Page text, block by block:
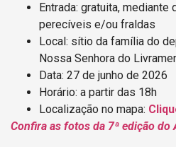
Entrada: gratuita,
perecíveis e/ou fraldas
Local: sítio da família do
Nossa Senhora do
Data: 27 de junho de 2026
Horário: a partir das 18h
Localização no mapa:
Confira as fotos da 7ª edição do